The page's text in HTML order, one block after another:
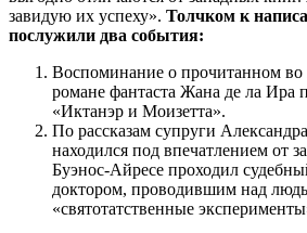
завидую их успеху». Толчком к
послужили два события:
Воспоминание о прочитанном во
романе фантаста Жана де ла Ира
«Иктанэр и Моизетта».
По рассказам супруги
находился под впечатлением от
Буэнос-Айресе проходил
доктором, проводившим над
«святотатственные